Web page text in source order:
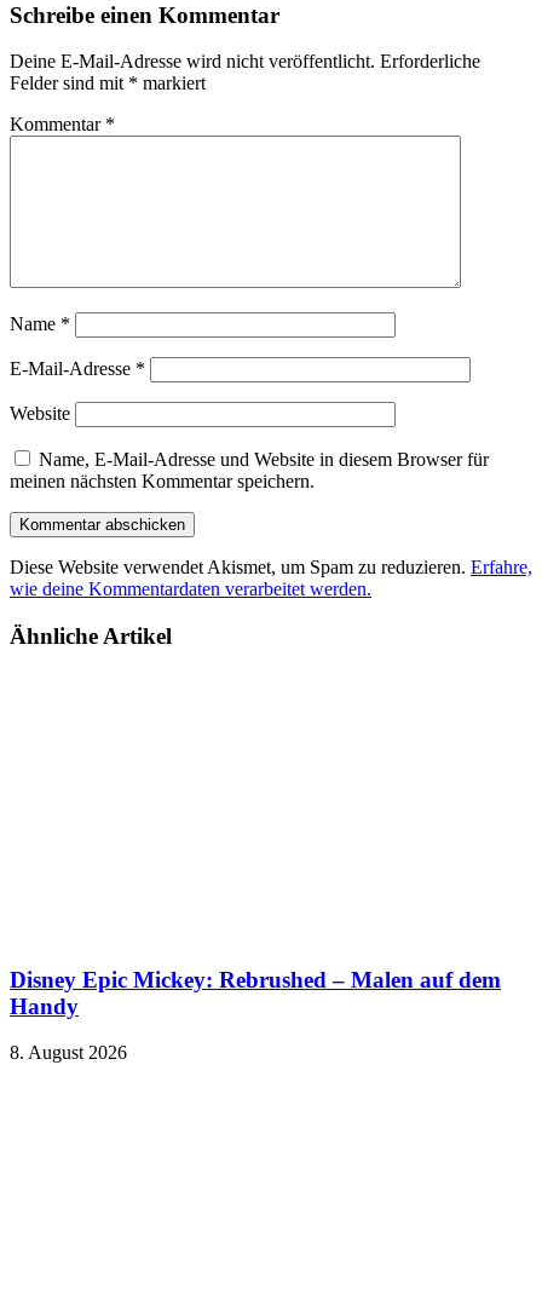
Schreibe einen Kommentar
Deine E-Mail-Adresse wird nicht veröffentlicht. Erforderliche
Felder sind mit * markiert
Kommentar *
Name *
E-Mail-Adresse *
Website
Name, E-Mail-Adresse und Website in diesem Browser für
meinen nächsten Kommentar speichern.
Diese Website verwendet Akismet, um Spam zu reduzieren. Erfahre,
wie deine Kommentardaten verarbeitet werden.
Ähnliche Artikel
Disney Epic Mickey: Rebrushed – Malen auf dem
Handy
8. August 2026